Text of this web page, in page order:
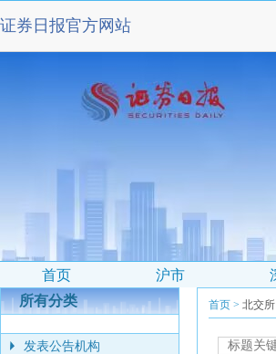
所有分类
发表公告机构
首页 > 北交所